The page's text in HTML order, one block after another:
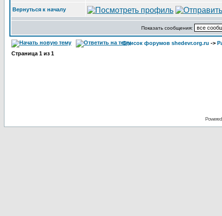
Вернуться к началу
Показать сообщения:
Список форумов shedevr.org.ru ->
Страница 1 из 1